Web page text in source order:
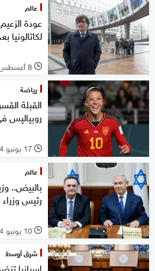
عالم
عودة
l 8 أغسطس 2024
رياضة
القبلة
روبياليس في
l 17 يونيو 2024
عالم
بالبيض..
رئيس وزراء
l 10 يونيو 2024
شرق أوسط
إسبانيا